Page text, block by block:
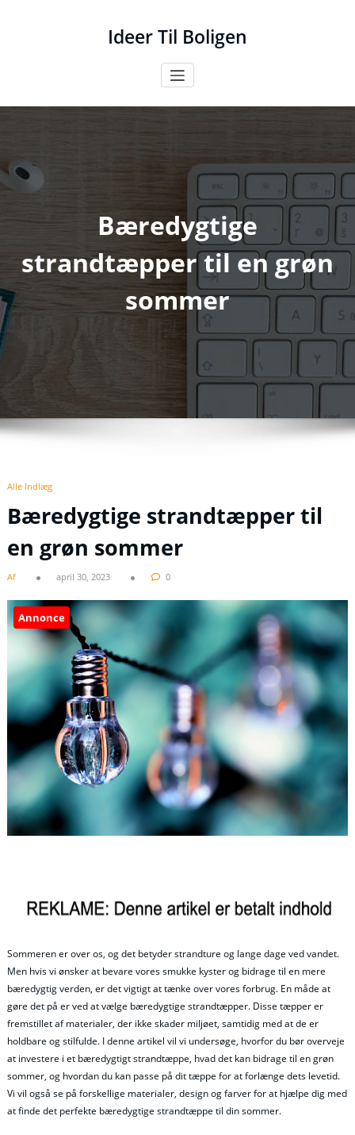
Ideer Til Boligen
Bæredygtige
strandtæpper til en grøn
sommer
Alle Indlæg
Bæredygtige strandtæpper til
en grøn sommer
Af april 30, 2023 0
Annonce
Sommeren er over os, og det betyder strandture og lange dage ved vandet.
Men hvis vi ønsker at bevare vores smukke kyster og bidrage til en mere
bæredygtig verden, er det vigtigt at tænke over vores forbrug. En måde at
gøre det på er ved at vælge bæredygtige strandtæpper. Disse tæpper er
fremstillet af materialer, der ikke skader miljøet, samtidig med at de er
holdbare og stilfulde. I denne artikel vil vi undersøge, hvorfor du bør overveje
at investere i et bæredygtigt strandtæppe, hvad det kan bidrage til en grøn
sommer, og hvordan du kan passe på dit tæppe for at forlænge dets levetid.
Vi vil også se på forskellige materialer, design og farver for at hjælpe dig med
at finde det perfekte bæredygtige strandtæppe til din sommer.